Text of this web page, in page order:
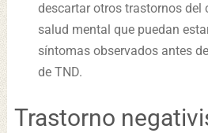
descartar otros trastornos del
salud mental que puedan
síntomas observados antes
de TND.
Trastorno